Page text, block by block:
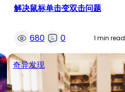
解决鼠标单击变双击问题
680 0 1 min read
奇异发现